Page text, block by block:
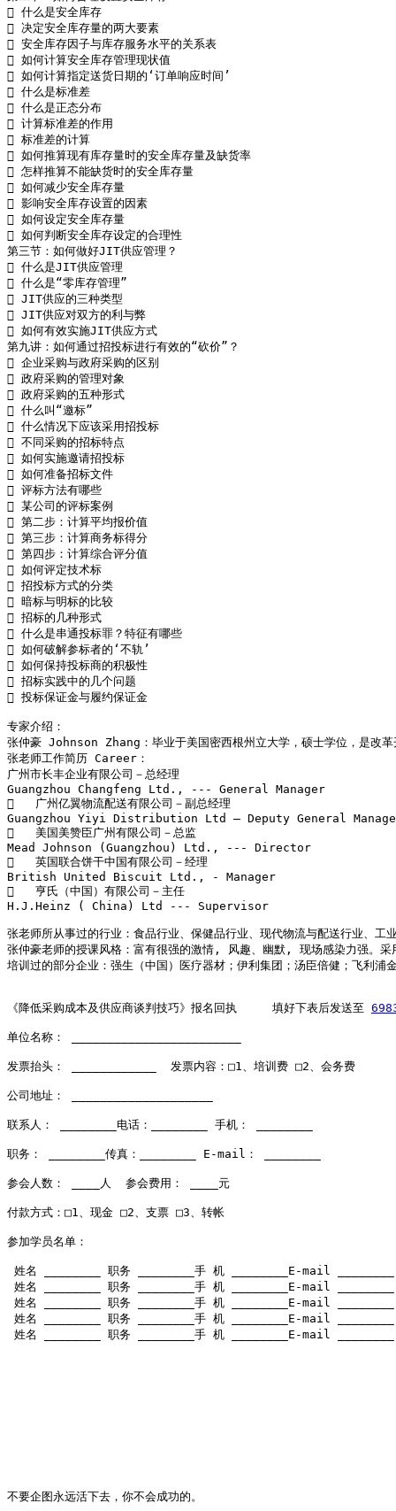
 什么是安全库存
 决定安全库存量的两大要素
 安全库存因子与库存服务水平的关系表
 如何计算安全库存管理现状值
 如何计算指定送货日期的‘订单响应时间’
 什么是标准差
 什么是正态分布
 计算标准差的作用
 标准差的计算
 如何推算现有库存量时的安全库存量及缺货率
 怎样推算不能缺货时的安全库存量
 如何减少安全库存量
 影响安全库存设置的因素
 如何设定安全库存量
 如何判断安全库存设定的合理性
第三节：如何做好JIT供应管理？
 什么是JIT供应管理
 什么是“零库存管理”
 JIT供应的三种类型
 JIT供应对双方的利与弊
 如何有效实施JIT供应方式
第九讲：如何通过招投标进行有效的“砍价”？
 企业采购与政府采购的区别
 政府采购的管理对象
 政府采购的五种形式
 什么叫“邀标”
 什么情况下应该采用招投标
 不同采购的招标特点
 如何实施邀请招投标
 如何准备招标文件
 评标方法有哪些
 某公司的评标案例
 第二步：计算平均报价值
 第三步：计算商务标得分
 第四步：计算综合评分值
 如何评定技术标
 招投标方式的分类
 暗标与明标的比较
 招标的几种形式
 什么是串通投标罪？特征有哪些
 如何破解参标者的‘不轨’
 如何保持投标商的积极性
 招标实践中的几个问题
 投标保证金与履约保证金
专家介绍：
张仲豪 Johnson Zhang：毕业于美国密西根州立大学，硕士学位，是改革
张老师工作简历 Career：
广州市长丰企业有限公司－总经理
Guangzhou Changfeng Ltd., --- General Manager
   广州亿翼物流配送有限公司－副总经理
Guangzhou Yiyi Distribution Ltd – Deputy General
   美国美赞臣广州有限公司－总监
Mead Johnson (Guangzhou) Ltd., --- Director
   英国联合饼干中国有限公司－经理
British United Biscuit Ltd., - Manager
   亨氏（中国）有限公司－主任
H.J.Heinz ( China) Ltd --- Supervisor
张老师所从事过的行业：食品行业、保健品行业、现代物流与配送行业、工
张仲豪老师的授课风格：富有很强的激情, 风趣、幽默, 现场感染力强。采
培训过的部分企业：强生（中国）医疗器材；伊利集团；汤臣倍健；飞利
《降低采购成本及供应商谈判技巧》报名回执     填好下表后发送至
单位名称： ________________________
发票抬头： ____________  发票内容：□1、培训费 □2、会务费
公司地址： ____________________
联系人： ________电话：________ 手机： ________
职务： ________传真：________ E-mail： ________
参会人数： ____人  参会费用： ____元
付款方式：□1、现金 □2、支票 □3、转帐
参加学员名单：
姓名 ________ 职务 ________手 机 ________E-mail ________
姓名 ________ 职务 ________手 机 ________E-mail ________
姓名 ________ 职务 ________手 机 ________E-mail ________
姓名 ________ 职务 ________手 机 ________E-mail ________
姓名 ________ 职务 ________手 机 ________E-mail ________